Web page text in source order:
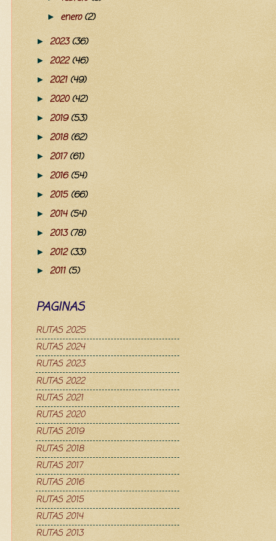
► enero(2)
► 2023(36)
► 2022(46)
► 2021 (49)
► 2020(42)
► 2019(53)
► 2018(62)
► 2017(61)
► 2016(54)
► 2015(66)
► 2014(54)
► 2013(78)
► 2012(33)
► 2011 (5)
PAGINAS
RUTAS 2025
RUTAS 2024
RUTAS 2023
RUTAS 2022
RUTAS 2021
RUTAS 2020
RUTAS 2019
RUTAS 2018
RUTAS 2017
RUTAS 2016
RUTAS 2015
RUTAS 2014
RUTAS 2013